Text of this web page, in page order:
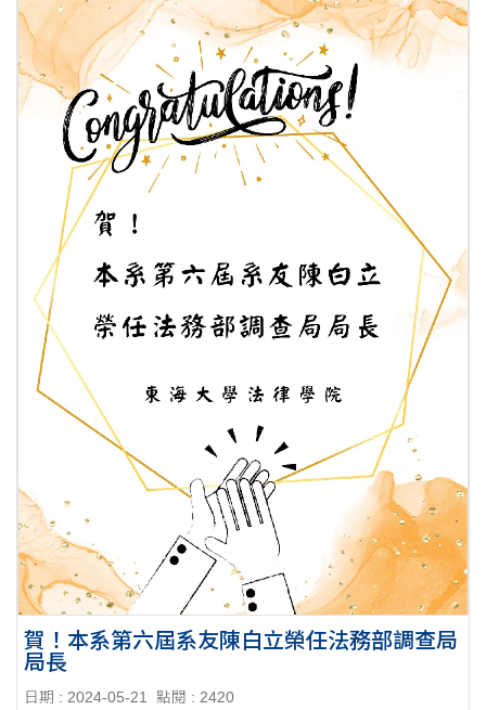
賀！本系第六屆系友陳白立榮任法務部調查局
局長
日期 : 2024-05-21
點閱 : 2420